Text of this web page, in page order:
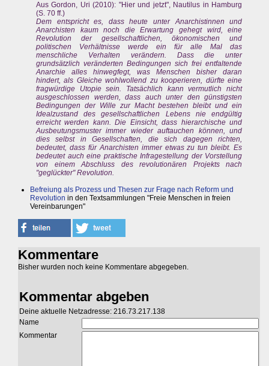
Aus Gordon, Uri (2010): "Hier und jetzt", Nautilus in Hamburg
(S. 70 ff.)
Dem entspricht es, dass heute unter Anarchistinnen und
Anarchisten kaum noch die Erwartung gehegt wird, eine
Revolution der gesellschaftlichen, ökonomischen und
politischen Verhältnisse werde ein für alle Mal das
menschliche Verhalten verändern. Dass die unter
grundsätzlich veränderten Bedingungen sich frei entfaltende
Anarchie alles hinwegfegt, was Menschen bisher daran
hindert, als Gleiche wohlwollend zu kooperieren, dürfte eine
fragwürdige Utopie sein. Tatsächlich kann vermutlich nicht
ausgeschlossen werden, dass auch unter den günstigsten
Bedingungen der Wille zur Macht bestehen bleibt und ein
Idealzustand des gesellschaftlichen Lebens nie endgültig
erreicht werden kann. Die Einsicht, dass hierarchische und
Ausbeutungsmuster immer wieder auftauchen können, und
dies selbst in Gesellschaften, die sich dagegen richten,
bedeutet, dass für Anarchisten immer etwas zu tun bleibt. Es
bedeutet auch eine praktische Infragestellung der Vorstellung
von einem Abschluss des revolutionären Projekts nach
"geglückter" Revolution.
Befreiung als Prozess und Thesen zur Frage nach Reform und
Revolution in den Textsammlungen "Freie Menschen in freien
Vereinbarungen"
Kommentare
Bisher wurden noch keine Kommentare abgegeben.
Kommentar abgeben
Deine aktuelle Netzadresse: 216.73.217.138
Name
Kommentar